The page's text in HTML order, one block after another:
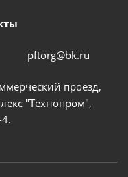
pftorg@bk.ru
проезд,
"Технопром",